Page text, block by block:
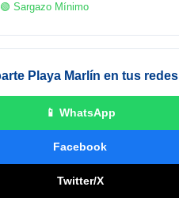
🟢 Sargazo Mínimo
Playa Marlín en tus redes
📱 WhatsApp
Facebook
Twitter/X